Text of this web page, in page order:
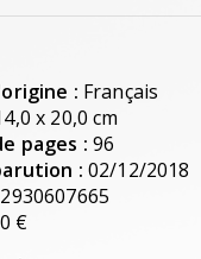
: Français
x 20,0 cm
pages : 96
: 02/12/2018
€